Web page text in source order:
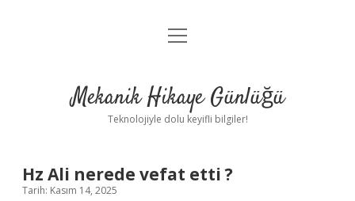
Anasayfa
Yasal Uyarı
menüyü
Mekanik Hikaye Günlüğü
Teknolojiyle dolu keyifli bilgiler!
Hz Ali nerede vefat etti ?
Tarih: Kasım 14, 2025